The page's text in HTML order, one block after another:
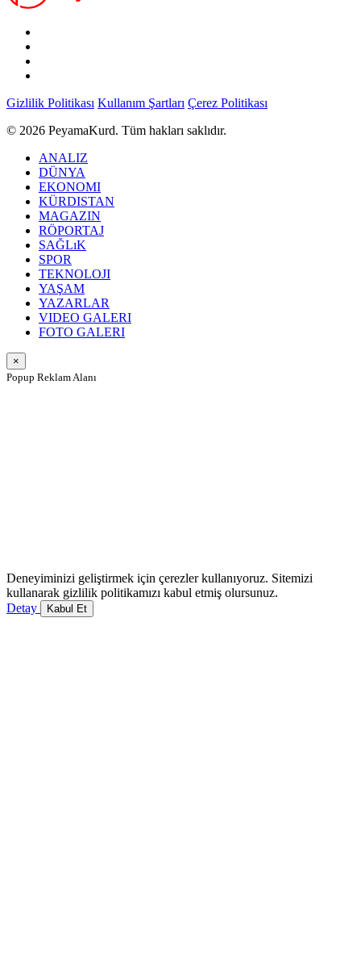
Gizlilik Politikası Kullanım Şartları Çerez Politikası
© 2026 PeyamaKurd. Tüm hakları saklıdır.
ANALIZ
DÜNYA
EKONOMI
KÜRDISTAN
MAGAZIN
RÖPORTAJ
SAĞLıK
SPOR
TEKNOLOJI
YAŞAM
YAZARLAR
VIDEO GALERI
FOTO GALERI
×
Popup Reklam Alanı
Deneyiminizi geliştirmek için çerezler kullanıyoruz. Sitemizi
kullanarak gizlilik politikamızı kabul etmiş olursunuz.
Detay
Kabul Et